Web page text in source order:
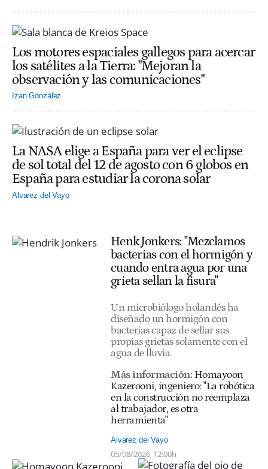
Los motores espaciales gallegos para acercar
los satélites a la Tierra: "Mejoran la
observación y las comunicaciones"
Izan González
La NASA elige a España para ver el eclipse
de sol total del 12 de agosto con 6 globos en
España para estudiar la corona solar
Alvarez del Vayo
Henk Jonkers: "Mezclamos
bacterias con el hormigón y
cuando entra agua por una
grieta sellan la fisura"
Un microbiólogo holandés ha
diseñado un hormigón con
bacterias capaz de sellar sus
propias grietas solamente con el
agua de lluvia.
Más información: Homayoon
Kazerooni, ingeniero: "La robótica
en la construcción no reemplaza
al trabajador, es otra
herramienta"
Alvarez del Vayo
05/08/2026 12:00h